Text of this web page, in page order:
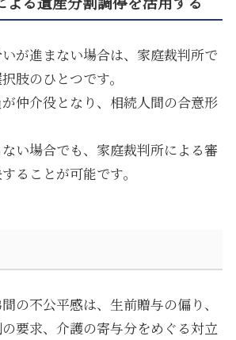
が進まない場合は、家庭裁判所で
肢のひとつです。
仲介役となり、相続人間の合意形
い場合でも、家庭裁判所による審
ることが可能です。
の不公平感は、生前贈与の偏り、
要求、介護の寄与分をめぐる対立